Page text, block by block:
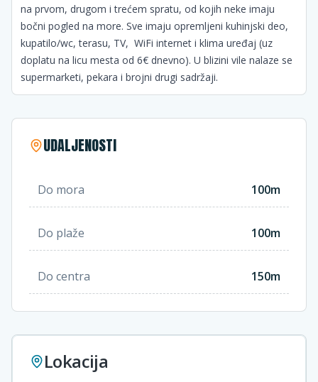
na prvom, drugom i trećem spratu, od kojih neke imaju
bočni pogled na more. Sve imaju opremljeni kuhinjski deo,
kupatilo/wc, terasu, TV, WiFi internet i klima uređaj (uz
doplatu na licu mesta od 6€ dnevno). U blizini vile nalaze se
supermarketi, pekara i brojni drugi sadržaji.
UDALJENOSTI
Do mora 100m
Do plaže 100m
Do centra 150m
Lokacija